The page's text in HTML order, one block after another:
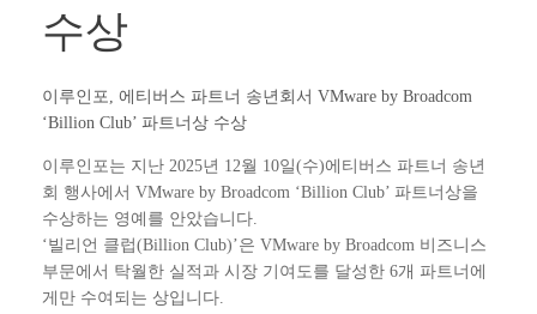
수상
이루인포, 에티버스 파트너 송년회서 VMware by Broadcom
‘Billion Club’ 파트너상 수상
이루인포는 지난 2025년 12월 10일(수)에티버스 파트너 송년
회 행사에서 VMware by Broadcom ‘Billion Club’ 파트너상을
수상하는 영예를 안았습니다.
‘빌리언 클럽(Billion Club)’은 VMware by Broadcom 비즈니스
부문에서 탁월한 실적과 시장 기여도를 달성한 6개 파트너에
게만 수여되는 상입니다.